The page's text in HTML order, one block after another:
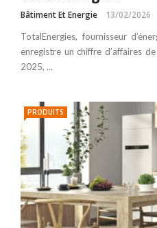
Bâtiment Et Energie 13/02/2026
TotalEnergies, fournisseur
enregistre un chiffre d’affaires
2025, ...
PRODUITS